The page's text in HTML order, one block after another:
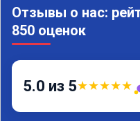
Отзывы о нас:
850 оценок
5.0 из 5★★★★★